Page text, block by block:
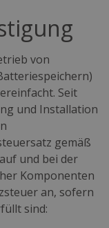
von
Seit
und Installation
gemäß
und bei der
Komponenten
an, sofern
sind: